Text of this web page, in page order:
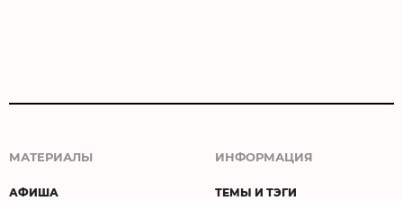
МАТЕРИАЛЫ
АФИША
ИНФОРМАЦИЯ
ТЕМЫ И ТЭГИ